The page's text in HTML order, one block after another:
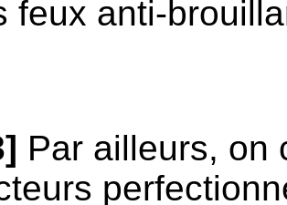
feux anti-
Par ailleurs, on